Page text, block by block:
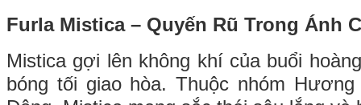
Furla Mistica – Quyến Rũ Trong Ánh
Mistica gợi lên không khí của buổi
bóng tối giao hòa. Thuộc nhóm